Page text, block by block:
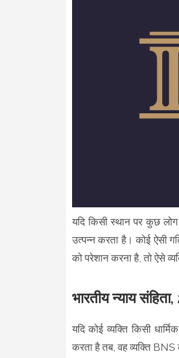
यदि किसी स्थान पर कुछ
उत्पन्न करता है। कोई ऐसी
को परेशान करना है, तो ऐसे
भारतीय न्याय
यदि कोई व्यक्ति किसी
करता है तब, वह व्यक्ति BNS